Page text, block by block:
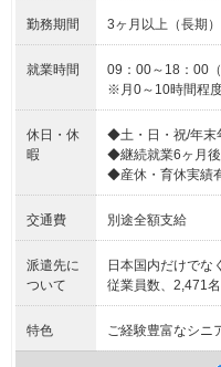
勤務期間 3ヶ月以上（長期）
就業時間
09：00～18：00
※月0～10時間程
休日・休
暇
◆土・日・祝/年末
◆継続就業6ヶ月
◆産休・育休実績
交通費 別途全額支給
派遣先に
ついて
日本国内だけでな
従業員数、2,471名
特色 ご経験豊富なシニ